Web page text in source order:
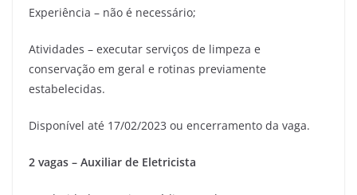
Experiência – não é necessário;
Atividades – executar serviços de limpeza e
conservação em geral e rotinas previamente
estabelecidas.
Disponível até 17/02/2023 ou encerramento da vaga.
2 vagas – Auxiliar de Eletricista